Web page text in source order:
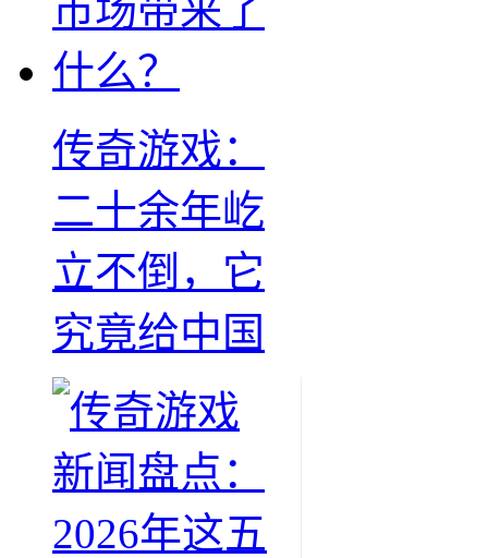
传奇游戏：
二十余年屹
立不倒，它
究竟给中国